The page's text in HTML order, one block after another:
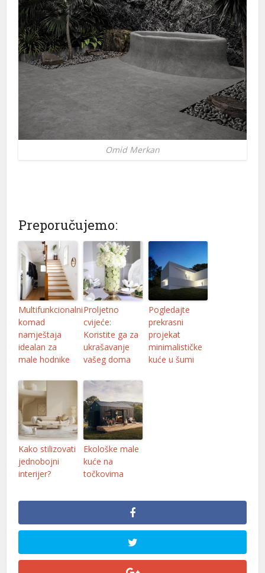
Omid Merkan
Preporučujemo:
Multifunkcionalni
komad
namještaja
idealan za
male hodnike
Proljetno
cvijeće:
Koristite ga za
ukrašavanje
vašeg doma
Pogledajte
prekrasni
projekat
minimalističke
kuće u šumi
Kako stilizovati
jednobojni
interijer?
Ekološke male
kuće na
točkovima